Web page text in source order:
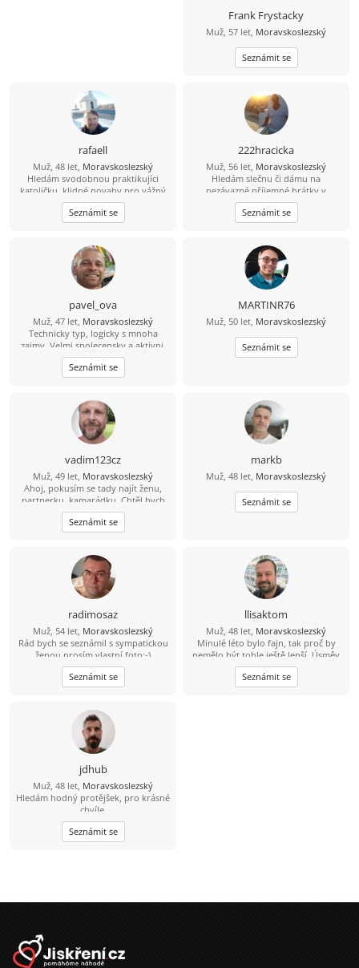
Frank Frystacky
Muž, 57 let, Moravskoslezský
Seznámit se
rafaell
Muž, 48 let, Moravskoslezský
Hledám svodobnou praktikujíci
katoličku, klidné povahy pro vážný
vztah a společný život na vsi.
Seznámit se
222hracicka
Muž, 56 let, Moravskoslezský
Hledám slečnu či dámu na
nezávazné příjemné hrátky v
dopoledních hodinách. Žádné
následné komplikace! :-D Ostravsko
Seznámit se
pavel_ova
Muž, 47 let, Moravskoslezský
Technicky typ, logicky s mnoha
zajmy. Velmi spolecensky a aktivni.
Rad uziva zivota. Mistr operativniho
planovavani se zmenami z hodiny na
hodinu. Asi mozna trosicku ADHD :-
kdo vi. Kdo nehleda, nenajde...
Seznámit se
MARTINR76
Muž, 50 let, Moravskoslezský
Seznámit se
vadim123cz
Muž, 49 let, Moravskoslezský
Ahoj, pokusím se tady najít ženu,
partnerku, kamarádku. Chtěl bych
opět najít lásku a důvěru na kterou
jsem doplatil Mám rád sport
zábavu,zahradu a povídání s
Seznámit se
markb
Muž, 48 let, Moravskoslezský
Seznámit se
radimosaz
Muž, 54 let, Moravskoslezský
Rád bych se seznámil s sympatickou
ženou,prosím vlastní foto:-)
Seznámit se
llisaktom
Muž, 48 let, Moravskoslezský
Minulé léto bylo fajn, tak proč by
nemělo být tohle ještě lepší. Úsměv
a pohoda v duši je to co od života
očekávám.
Seznámit se
jdhub
Muž, 48 let, Moravskoslezský
Hledám hodný protějšek, pro krásné
chvíle.
Seznámit se